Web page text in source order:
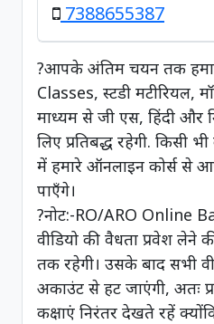
7388655387
?आपके अंतिम चयन तक
Classes, स्टडी मटीरियल,
माध्यम से जी एस, हिंदी और
लिए प्रतिबद्ध रहेगी. किसी
में हमारे ऑनलाइन कोर्स से
पाएँगे।
?नोट:-RO/ARO Online
वीडियो की वैधता प्रवेश लेने
तक रहेगी। उसके बाद सभी
अकाउंट से हट जाएंगी, अतः
कक्षाएं निरंतर देखते रहें